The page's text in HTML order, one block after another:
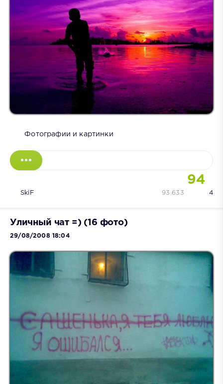
Фотографии и картинки
94
SkiF 4
93 633
Уличный чат =) (16 фото)
29/08/2008 18:04